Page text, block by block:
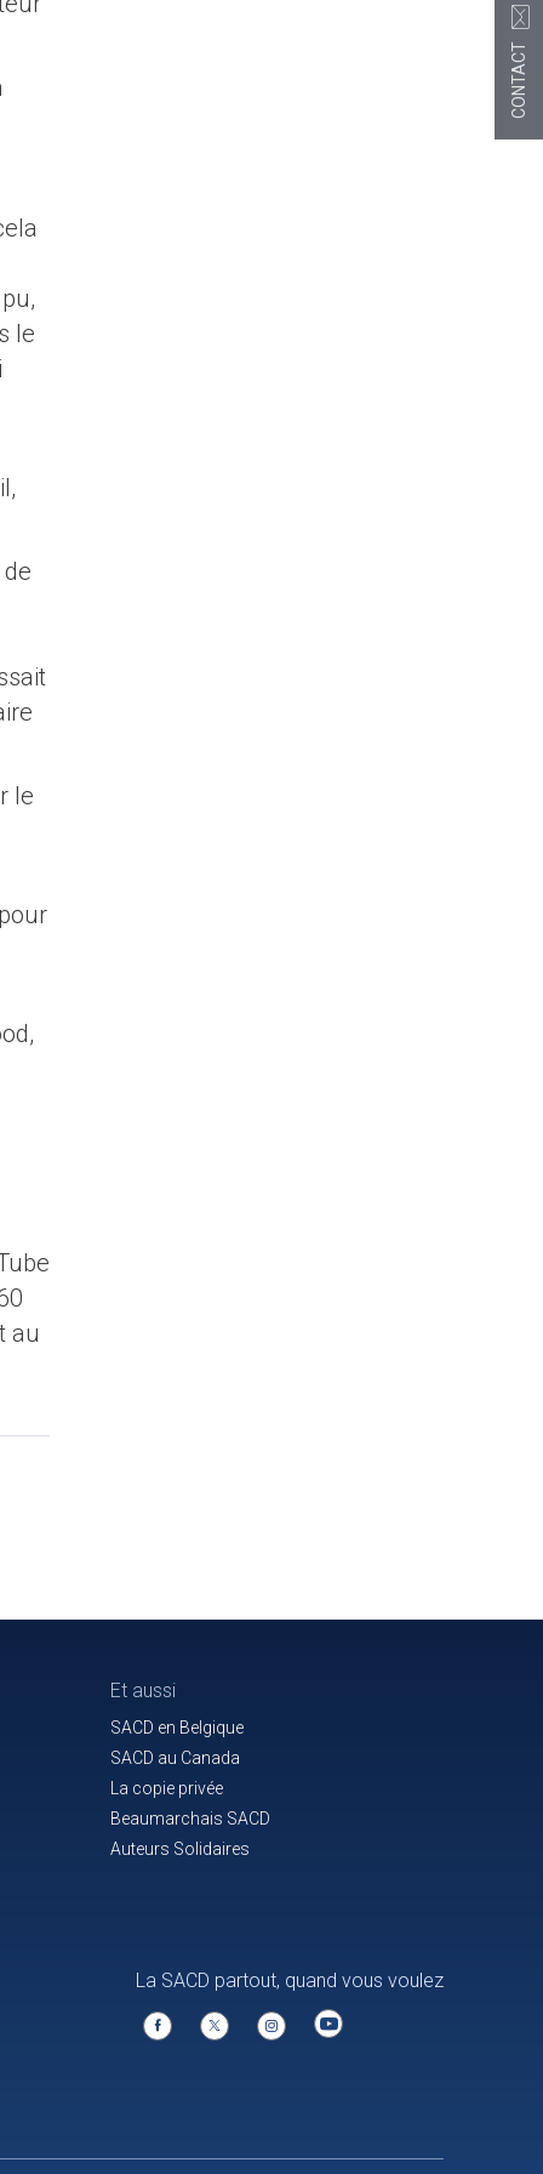
le
le
au
Et aussi
SACD en Belgique
SACD au Canada
La copie privée
Beaumarchais SACD
Auteurs Solidaires
La SACD partout, quand vous voulez
CONTACT